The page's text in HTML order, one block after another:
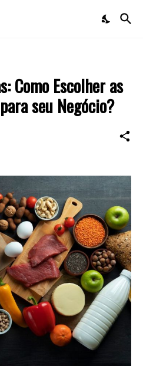
Como Escolher as
seu Negócio?